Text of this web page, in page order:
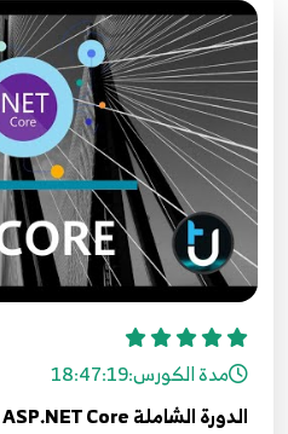
مدة الكورس:18:47:19
الدورة الشاملة ASP.NET Core
8:30
129
130.129. موقع
التحكم
9:45
130
131.130. موقع
لزائري الصفحة
4:45
131
132.131. موقع
للزائر
7:23